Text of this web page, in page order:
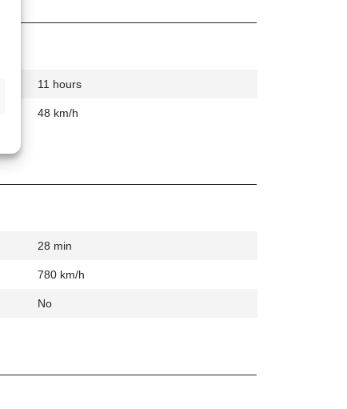
11 hours
48 km/h
28 min
780 km/h
No